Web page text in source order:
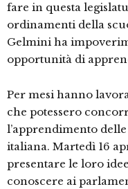
fare in questa
ordinamenti della
Gelmini ha
opportunità di
Per mesi hanno
che potessero
l’apprendimento
italiana. Martedì 16
presentare le loro
conoscere ai